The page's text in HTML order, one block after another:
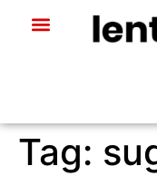
Tag: